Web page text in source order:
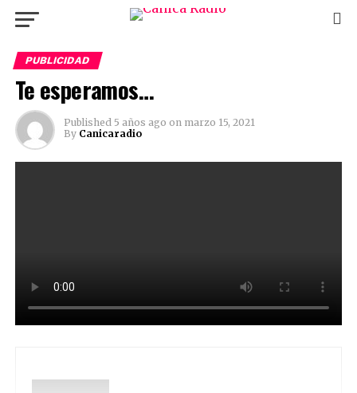
PUBLICIDAD
Te esperamos…
Published 5 años ago on marzo 15, 2021
By Canicaradio